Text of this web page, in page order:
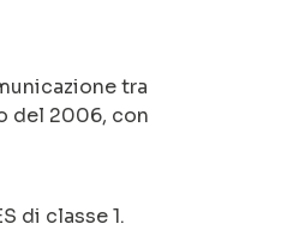
tra
del 2006, con
di classe 1.